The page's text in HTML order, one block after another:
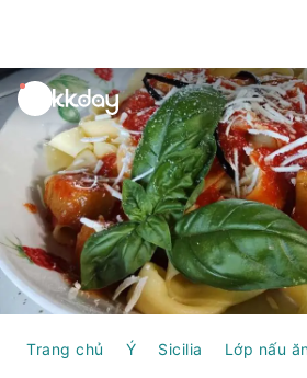
unread
notifications
Trang chủ Ý Sicilia Lớp nấu